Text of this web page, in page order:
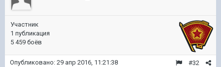
Участник
1 публикация
5 459 боёв
#32
Опубликовано: 29 апр 2016, 11:21:38